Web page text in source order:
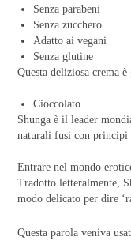
Senza parabeni
Senza zucchero
Adatto ai vegani
Senza glutine
Questa deliziosa crema
Cioccolato
Shunga è il leader
naturali fusi con
Entrare nel mondo
Tradotto letteralmente,
modo delicato per dire
Questa parola veniva